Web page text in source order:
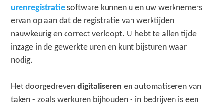
urenregistratie software kunnen u en uw werknemers
ervan op aan dat de registratie van werktijden
nauwkeurig en correct verloopt. U hebt te allen tijde
inzage in de gewerkte uren en kunt bijsturen waar
nodig.
Het doorgedrevendigitaliseren en automatiseren van
taken - zoals werkuren bijhouden - in bedrijven is een